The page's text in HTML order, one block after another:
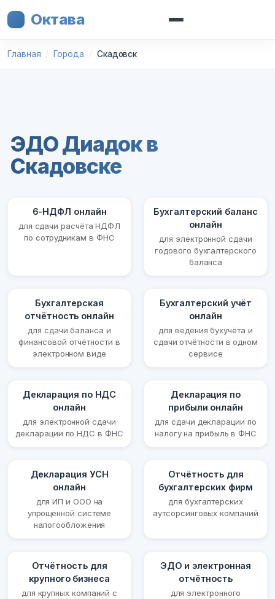
Октава
Главная Города Скадовск
ЭДО Диадок в
Скадовске
6-НДФЛ онлайн
для сдачи расчёта НДФЛ
по сотрудникам в ФНС
Бухгалтерский баланс
онлайн
для электронной сдачи
годового бухгалтерского
баланса
Бухгалтерская
отчётность онлайн
для сдачи баланса и
финансовой отчётности в
электронном виде
Бухгалтерский учёт
онлайн
для ведения бухучёта и
сдачи отчётности в одном
сервисе
Декларация по НДС
онлайн
для электронной сдачи
декларации по НДС в ФНС
Декларация по
прибыли онлайн
для сдачи декларации по
налогу на прибыль в ФНС
Декларация УСН
онлайн
для ИП и ООО на
упрощённой системе
налогообложения
Отчётность для
бухгалтерских фирм
для бухгалтерских
аутсорсинговых компаний
Отчётность для
крупного бизнеса
для крупных компаний с
ЭДО и электронная
отчётность
для электронного